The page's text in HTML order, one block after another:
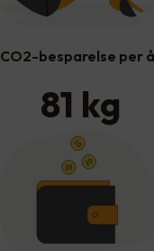
CO2-besparelse per
81 kg